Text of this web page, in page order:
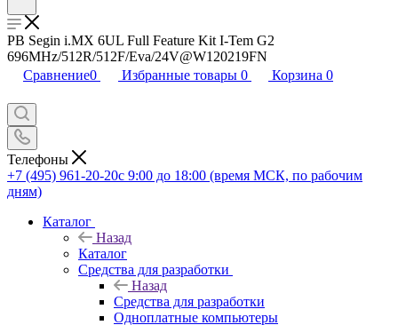
PB Segin i.MX 6UL Full Feature Kit I-Tem G2
696MHz/512R/512F/Eva/24V@W120219FN
Сравнение0 Избранные товары 0 Корзина 0
Телефоны
+7 (495) 961-20-20с 9:00 до 18:00 (время МСК, по рабочим
дням)
Каталог
Назад
Каталог
Средства для разработки
Назад
Средства для разработки
Одноплатные компьютеры